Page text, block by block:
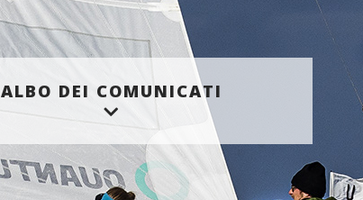
ALBO DEI COMUNICATI